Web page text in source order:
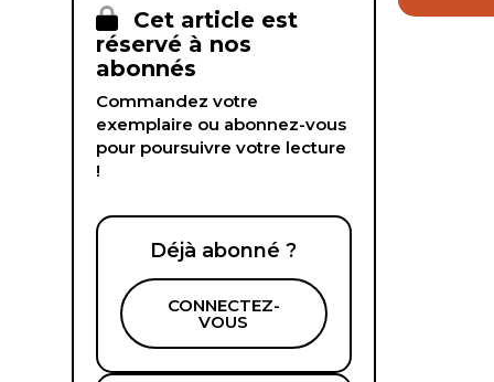
Cet article est
réservé à nos
abonnés
Commandez votre
exemplaire ou abonnez-vous
pour poursuivre votre lecture
!
Déjà abonné ?
CONNECTEZ-
VOUS